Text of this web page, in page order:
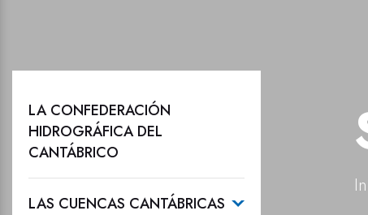
LA CONFEDERACIÓN
HIDROGRÁFICA DEL
CANTÁBRICO
LAS CUENCAS CANTÁBRICAS